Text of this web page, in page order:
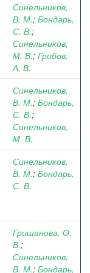
Синельников,
В. М.; Бондарь,
С. В.;
Синельников,
М. В.; Грибов,
А. В.
Синельников,
В. М.; Бондарь,
С. В.;
Синельников,
М. В.
Синельников,
В. М.; Бондарь,
С. В.
Гришанова, О.
В.;
Синельников,
В. М.; Бондарь,